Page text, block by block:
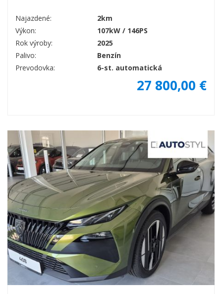
Najazdené:
2km
Výkon:
107kW / 146PS
Rok výroby:
2025
Palivo:
Benzín
Prevodovka:
6-st. automatická
27 800,00 €